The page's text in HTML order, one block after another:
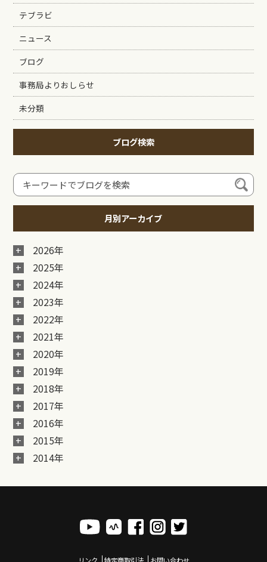
テブラビ
ニュース
ブログ
事務局よりおしらせ
未分類
ブログ検索
月別アーカイブ
2026年
2025年
2024年
2023年
2022年
2021年
2020年
2019年
2018年
2017年
2016年
2015年
2014年
リンク 特定商取引法 お問い合わせ